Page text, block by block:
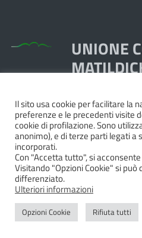
UNIONE
Piazza Dante, 1,
42020 Quattro Castella RE
Tel. 0522.249211 - Fax
Pec:
P.IVA/cod.fisc. 02358290357
Privacy|Dichiarazione di
Il sito usa cookie per facilitare la
preferenze e le precedenti visite
cookie di profilazione. Sono
anonimo), e di terze parti legati a
incorporati.
Con "Accetta tutto", si
Visitando "Opzioni Cookie" si può
differenziato.
Ulteriori informazioni
Opzioni Cookie Rifiuta tutti